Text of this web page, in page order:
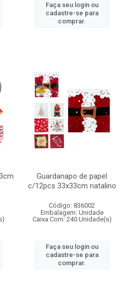
Faça seu login ou
cadastre-se para
comprar.
Guardanapo de papel
c/12pcs 33x33cm natalino
Código: 836002
Embalagem: Unidade
Caixa Com: 240 Unidade(s)
Faça seu login ou
cadastre-se para
comprar.